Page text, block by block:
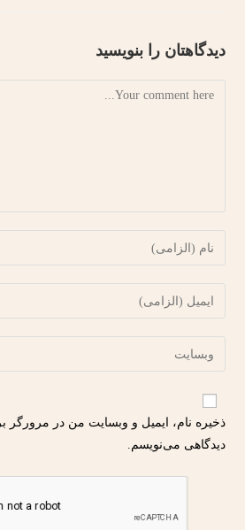
دیدگاهتان را بنویسید
ذخیره نام، ایمیل و وبسایت من در مرورگر
دیدگاهی می‌نویسم.